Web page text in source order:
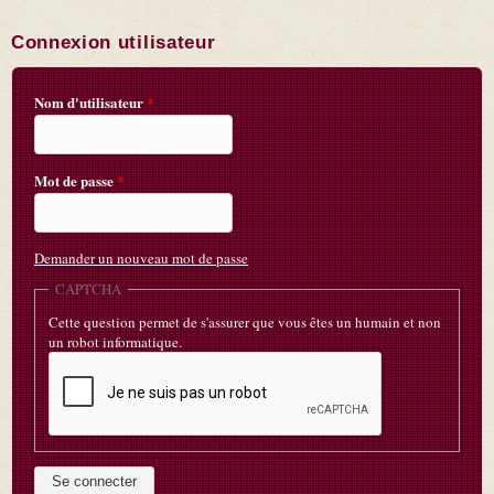
Connexion utilisateur
Nom d'utilisateur*
Mot de passe*
Demander un nouveau mot de passe
CAPTCHA
Cette question permet de s'assurer que vous êtes un humain et non
un robot informatique.